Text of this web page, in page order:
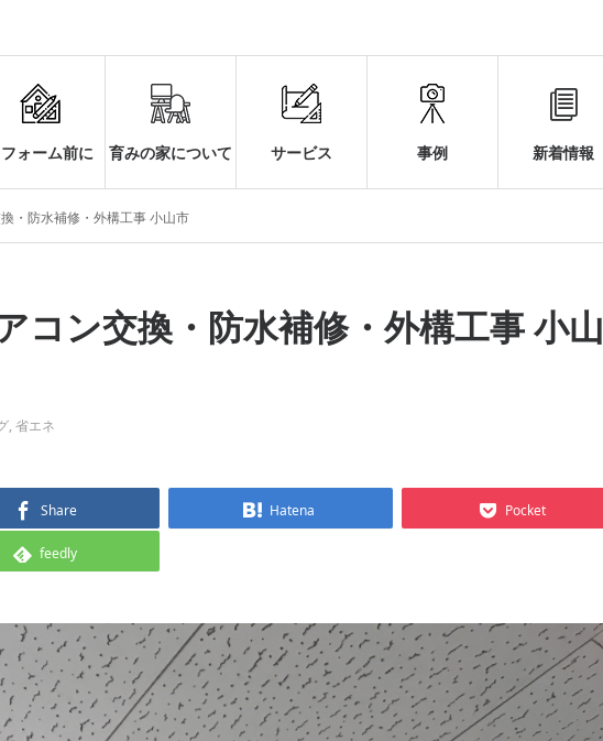
フォーム前に 育みの家について サービス 事例 新着情報
・防水補修・外構工事 小山市
コン交換・防水補修・外構工事 小山
, 省エネ
Share Hatena Pocket
feedly